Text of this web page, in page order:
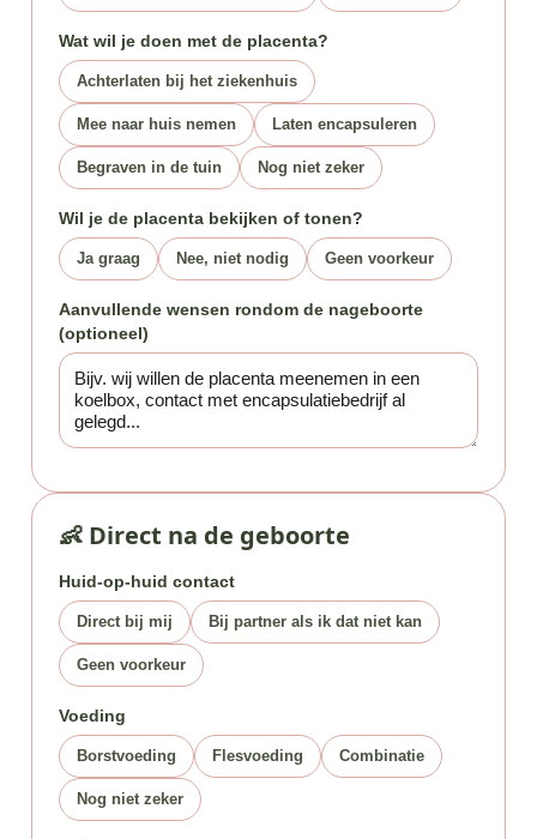
Wat wil je doen met de placenta?
Achterlaten bij het ziekenhuis
Mee naar huis nemen Laten encapsuleren
Begraven in de tuin Nog niet zeker
Wil je de placenta bekijken of tonen?
Ja graag Nee, niet nodig Geen voorkeur
Aanvullende wensen rondom de nageboorte
(optioneel)
👶 Direct na de geboorte
Huid-op-huid contact
Direct bij mij Bij partner als ik dat niet kan
Geen voorkeur
Voeding
Borstvoeding Flesvoeding Combinatie
Nog niet zeker